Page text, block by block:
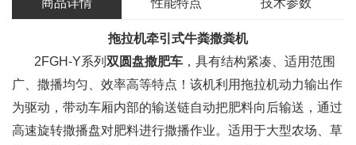
拖拉机牵引式牛粪撒粪机
2FGH-Y系列 双圆盘撒肥车 ，具有结构紧凑、适用范围
广、撒播均匀、效率高等特点！该机利用拖拉机动力输出作
为驱动，带动车厢内部的输送链自动把肥料向后输送，通过
高速旋转撒播盘对肥料进行撒播作业。适用于大型农场、草